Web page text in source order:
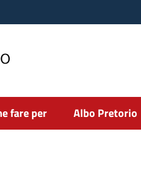
fare per Albo Pretorio